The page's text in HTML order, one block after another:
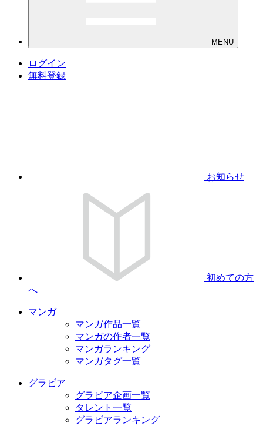
MENU
ログイン
無料登録
お知らせ
初めての方
へ
マンガ
マンガ作品一覧
マンガの作者一覧
マンガランキング
マンガタグ一覧
グラビア
グラビア企画一覧
タレント一覧
グラビアランキング